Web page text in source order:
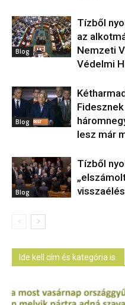
Blog
Tízből
az
Nemzeti
Védelmi
Blog
lesz már
Blog
Tízből
Ide kell cím és kategória is.